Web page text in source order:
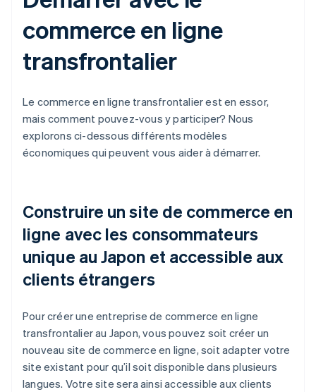
commerce en ligne
transfrontalier
Le commerce en ligne transfrontalier est en essor,
mais comment pouvez-vous y participer? Nous
explorons ci-dessous différents modèles
économiques qui peuvent vous aider à démarrer.
Construire un site de commerce en
ligne avec les consommateurs
unique au Japon et accessible aux
clients étrangers
Pour créer une entreprise de commerce en ligne
transfrontalier au Japon, vous pouvez soit créer un
nouveau site de commerce en ligne, soit adapter votre
site existant pour qu’il soit disponible dans plusieurs
langues. Votre site sera ainsi accessible aux clients